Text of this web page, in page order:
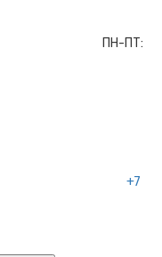
ПН-ПТ:
+7